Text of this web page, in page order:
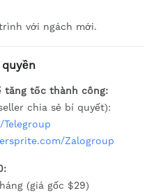
với ngách mới.
tăng tốc thành công:
chia sẻ bí quyết):
Zalogroup
(giá gốc $29)